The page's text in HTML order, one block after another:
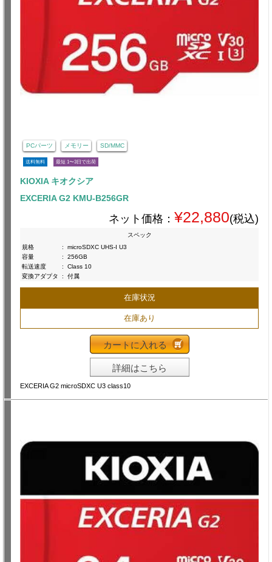
PCパーツ メモリー SD/MMC
送料無料 最短 1〜3日で出荷
KIOXIA キオクシア
EXCERIA G2 KMU-B256GR
ネット価格： ¥22,880(税込)
スペック
規格
:
microSDXC UHS-I U3
容量
:
256GB
転送速度
:
Class 10
変換アダプタ
: 付属
在庫状況
在庫あり
カートに入れる
詳細はこちら
EXCERIA G2 microSDXC U3 class10